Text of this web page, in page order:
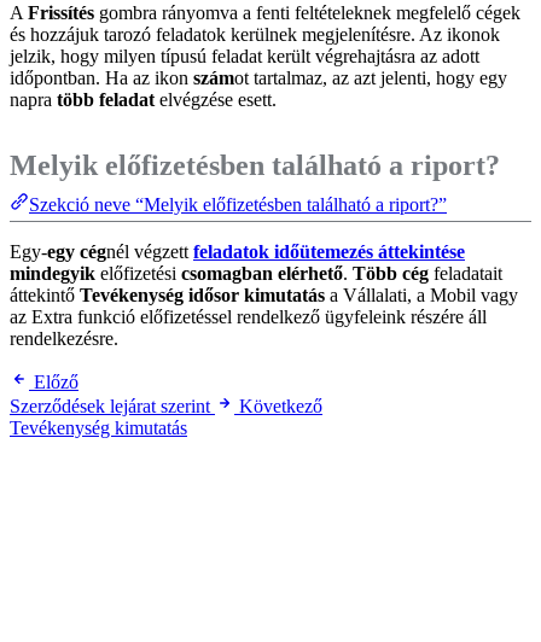
A Frissítés gombra rányomva a fenti feltételeknek megfelelő cégek
és hozzájuk tarozó feladatok kerülnek megjelenítésre. Az ikonok
jelzik, hogy milyen típusú feladat került végrehajtásra az adott
időpontban. Ha az ikon számot tartalmaz, az azt jelenti, hogy egy
napra több feladat elvégzése esett.
Melyik előfizetésben található a riport?
Szekció neve “Melyik előfizetésben található a riport?”
Egy-egy cégnél végzett feladatok időütemezés áttekintése
mindegyik előfizetési csomagban elérhető. Több cég feladatait
áttekintő Tevékenység idősor kimutatás a Vállalati, a Mobil vagy
az Extra funkció előfizetéssel rendelkező ügyfeleink részére áll
rendelkezésre.
Előző
Szerződések lejárat szerint
Következő
Tevékenység kimutatás